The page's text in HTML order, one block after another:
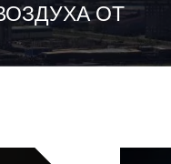
ОТ